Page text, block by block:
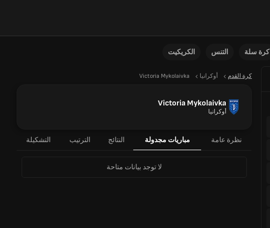
كرة سلة التنس الكريكيت
كرة القدم أوكرانيا Victoria Mykolaivka
Victoria Mykolaivka
أوكرانيا
نظرة عامة مباريات مجدولة النتائج الترتيب التشكيلة
لا توجد بيانات متاحة